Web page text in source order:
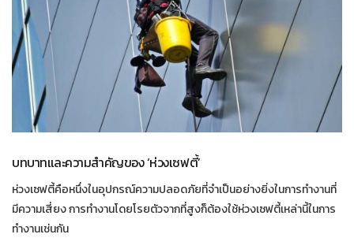
บทบาทและความสำคัญของ ‘ห่วงเซฟตี้’
ห่วงเซฟตี้คือหนึ่งในอุปกรณ์ความปลอดภัยที่จำเป็นอย่างยิ่งในการทำงานที่
มีความเสี่ยง การทำงานโดยโรยตัวจากที่สูงก็ต้องใช้ห่วงเซฟตี้เหล่านี้ในการ
ทำงานเช่นกัน